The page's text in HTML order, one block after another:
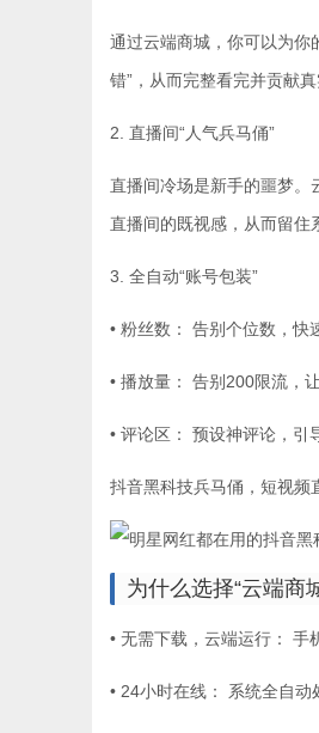
通过云端商城，你可以为你
错”，从而完整看完并贡献真
2. 直播间“人气兵马俑”
直播间冷场是新手的噩梦。
直播间的既视感，从而留住
3. 全自动“账号包装”
• 粉丝数： 告别个位数，快
• 播放量： 告别200限流，
• 评论区： 预设神评论，引
抖音黑科技兵马俑，短视频
为什么选择“云端商
• 无需下载，云端运行： 手
• 24小时在线： 系统全自动